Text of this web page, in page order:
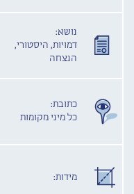
נושא:
דמויות, היסטורי,
הנצחה
כתובת:
כל מיני מקומות
מידות: